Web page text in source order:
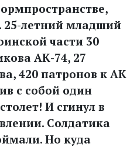
25-летний младший
части 30
АК-74, 27
420 патронов к АК
с собой один
И сгинул в
Солдатика
Но куда